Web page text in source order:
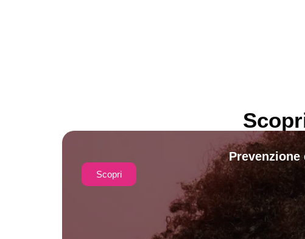
Scopri